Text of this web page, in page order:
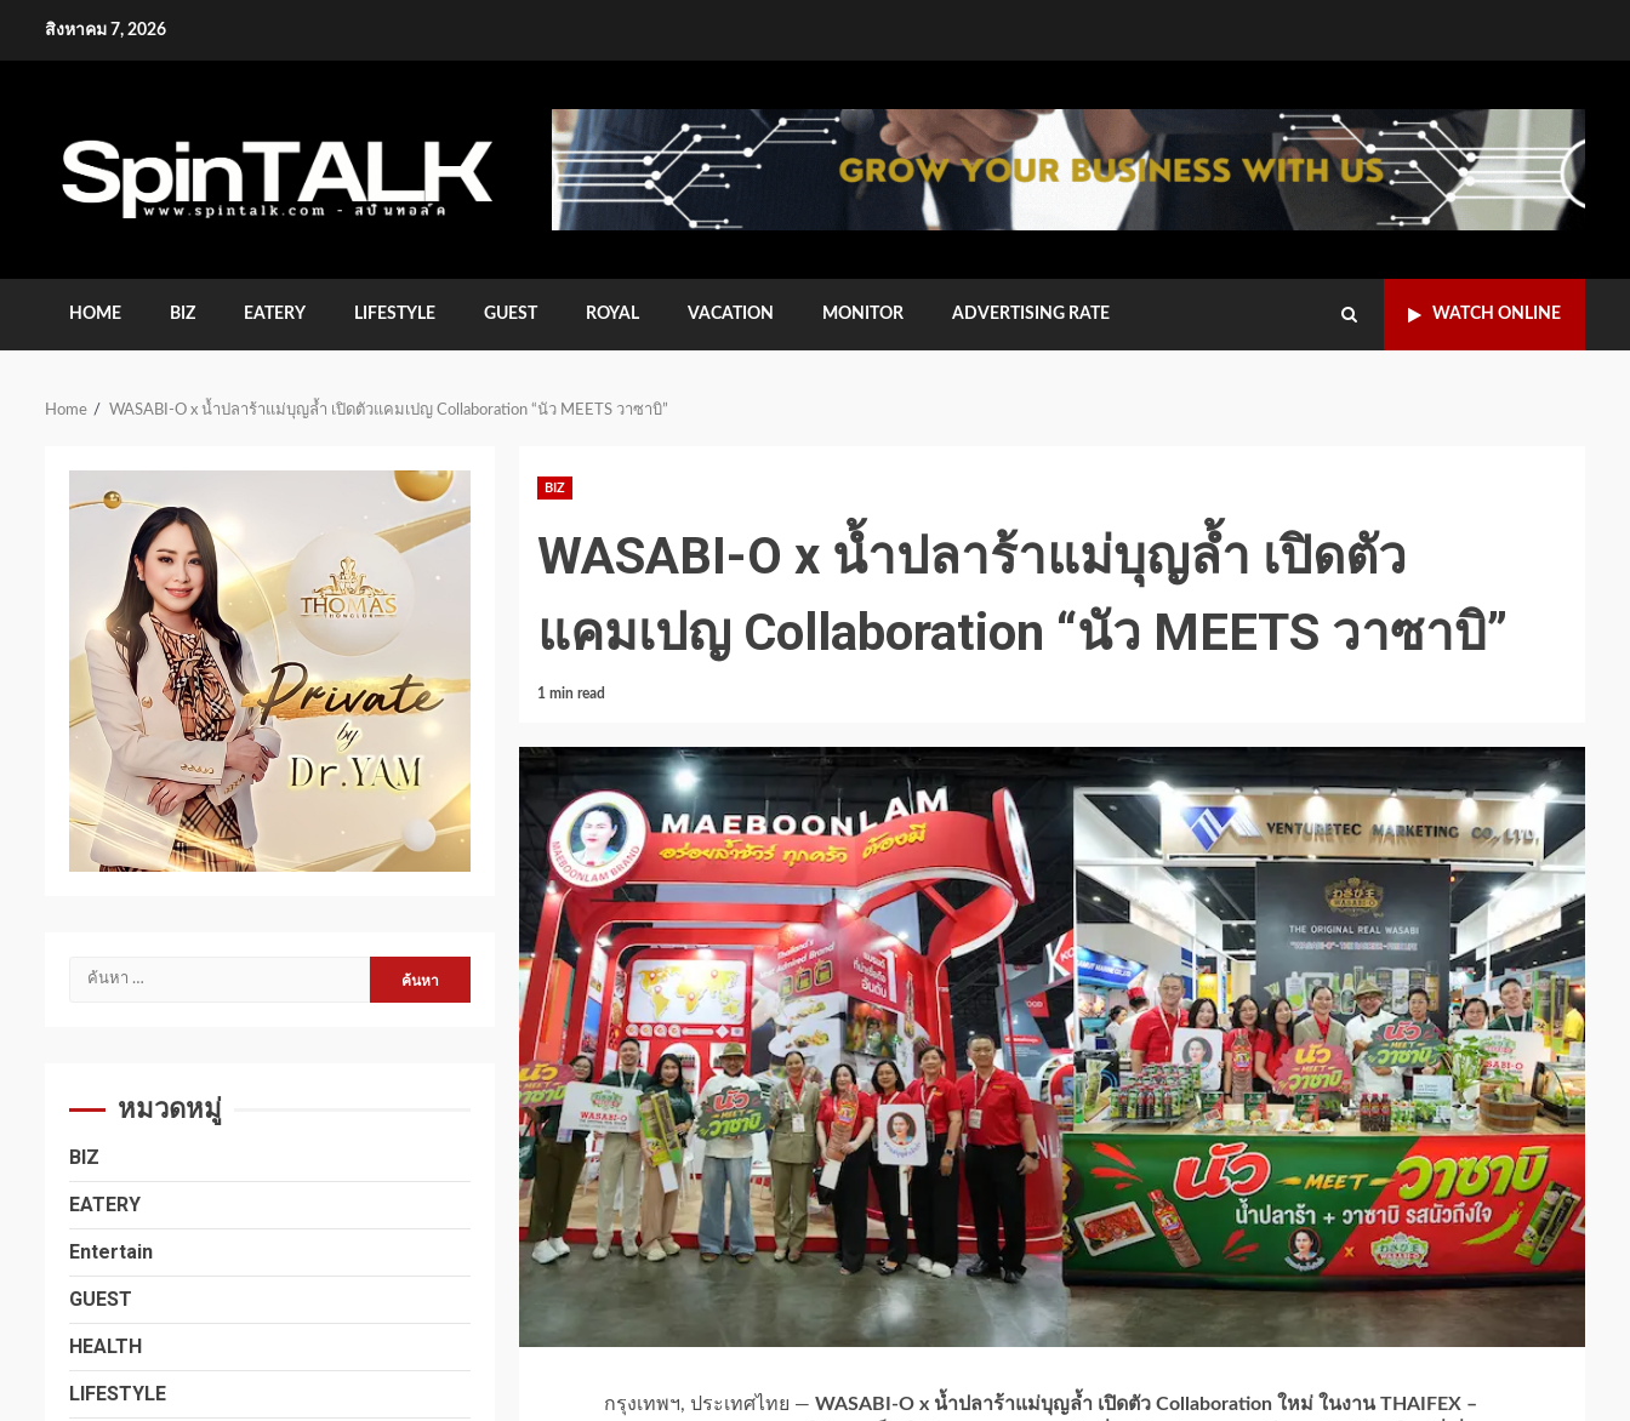
สิงหาคม 7, 2026
HOME BIZ EATERY LIFESTYLE GUEST ROYAL VACATION MONITOR ADVERTISING RATE WATCH ONLINE
Home WASABI-O x น้ำปลาร้าแม่บุญล้ำ เปิดตัวแคมเปญ Collaboration “นัว MEETS วาซาบิ”
BIZ
WASABI-O x น้ำปลาร้าแม่บุญล้ำ เปิดตัว
แคมเปญ Collaboration “นัว MEETS วาซาบิ”
1 min read
กรุงเทพฯ, ประเทศไทย — WASABI-O x น้ำปลาร้าแม่บุญล้ำ เปิดตัว Collaboration ใหม่ ในงาน THAIFEX –
ค้นหา
หมวดหมู่
BIZ
EATERY
Entertain
GUEST
HEALTH
LIFESTYLE